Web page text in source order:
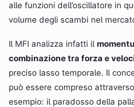
alle funzioni dell’oscillatore in
volume degli scambi nel
Il MFI analizza infatti il
combinazione tra forza e
preciso lasso temporale. Il
può essere compreso
esempio: il paradosso della